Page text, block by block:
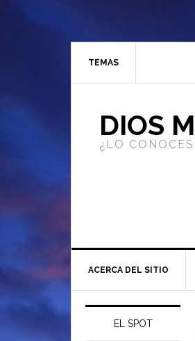
TEMAS
DIOS
¿LO
ACERCA DEL SITIO
EL SPOT